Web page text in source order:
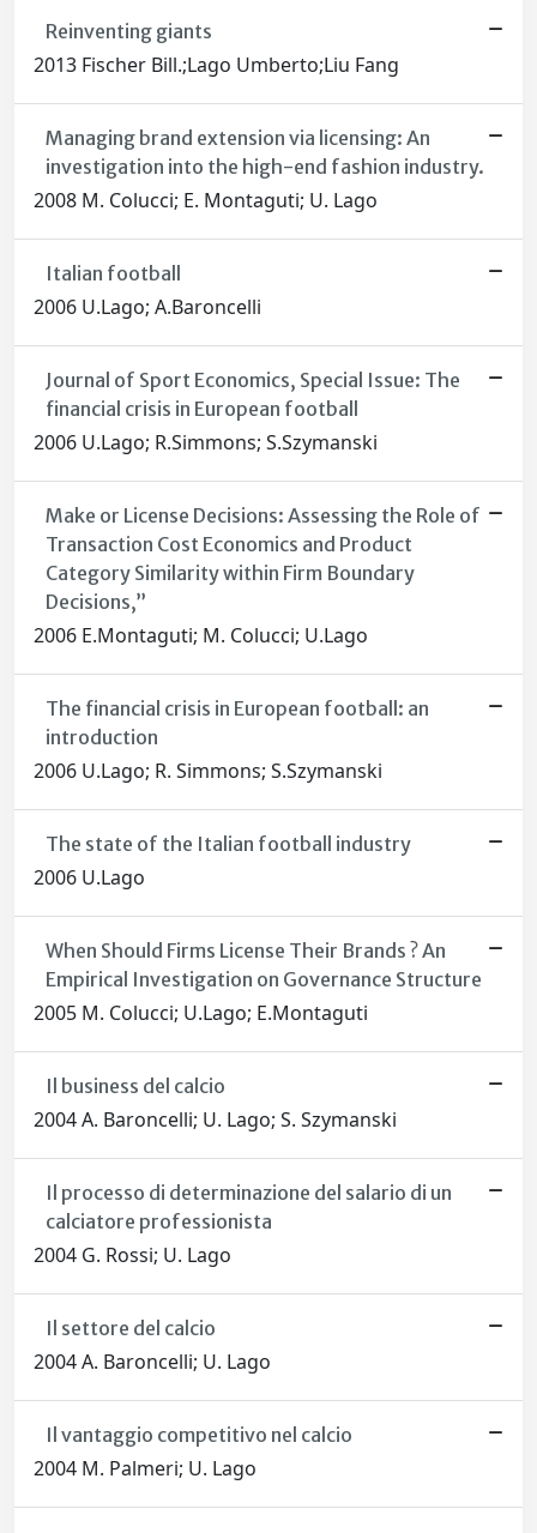
Reinventing giants
2013 Fischer Bill.;Lago Umberto;Liu Fang
Managing brand extension via licensing: An
investigation into the high-end fashion industry.
2008 M. Colucci; E. Montaguti; U. Lago
Italian football
2006 U.Lago; A.Baroncelli
Journal of Sport Economics, Special Issue: The
financial crisis in European football
2006 U.Lago; R.Simmons; S.Szymanski
Make or License Decisions: Assessing the Role of
Transaction Cost Economics and Product
Category Similarity within Firm Boundary
Decisions,”
2006 E.Montaguti; M. Colucci; U.Lago
The financial crisis in European football: an
introduction
2006 U.Lago; R. Simmons; S.Szymanski
The state of the Italian football industry
2006 U.Lago
When Should Firms License Their Brands ? An
Empirical Investigation on Governance Structure
2005 M. Colucci; U.Lago; E.Montaguti
Il business del calcio
2004 A. Baroncelli; U. Lago; S. Szymanski
Il processo di determinazione del salario di un
calciatore professionista
2004 G. Rossi; U. Lago
Il settore del calcio
2004 A. Baroncelli; U. Lago
Il vantaggio competitivo nel calcio
2004 M. Palmeri; U. Lago